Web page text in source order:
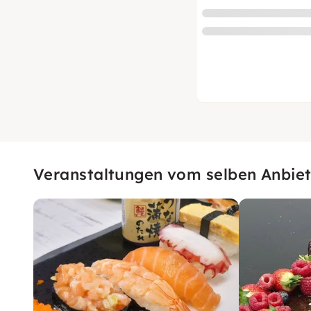
Veranstaltungen vom selben